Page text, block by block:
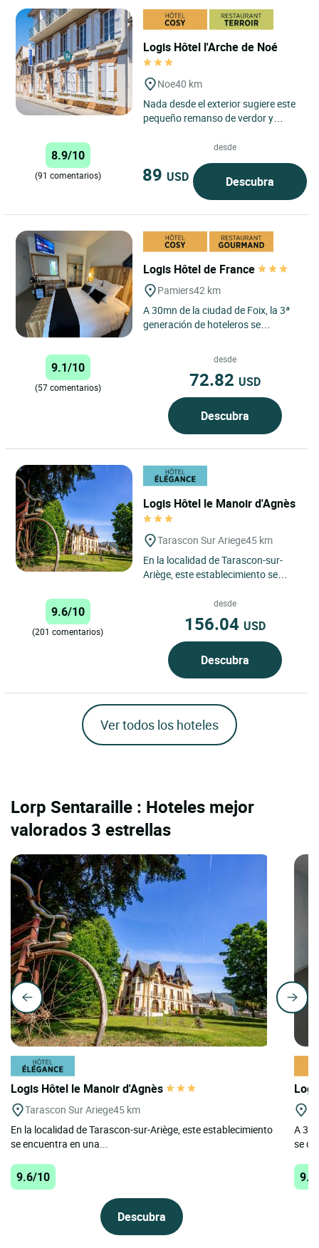
Logis Hôtel l'Arche de Noé
Noe40 km
Nada desde el exterior sugiere este
pequeño remanso de verdor y
coches y al mismo tiempo...
8.9/10
(91 comentarios)
desde
89 USD Descubra
Logis Hôtel de France
Pamiers42 km
A 30mn de la ciudad de Foix, la 3ª
generación de hoteleros se
9.1/10
(57 comentarios)
desde
72.82 USD
Descubra
Logis Hôtel le Manoir d'Agnès
Tarascon Sur Ariege45 km
En la localidad de Tarascon-sur-
Ariège, este establecimiento se
reformada con buen gusto,...
9.6/10
(201 comentarios)
desde
156.04 USD
Descubra
Ver todos los hoteles
Lorp Sentaraille : Hoteles mejor
valorados 3 estrellas
Logis Hôtel le Manoir d'Agnès
Tarascon Sur Ariege45 km
En la localidad de Tarascon-sur-Ariège, este establecimiento
se encuentra en una...
9.6/10
Descubra
A
se